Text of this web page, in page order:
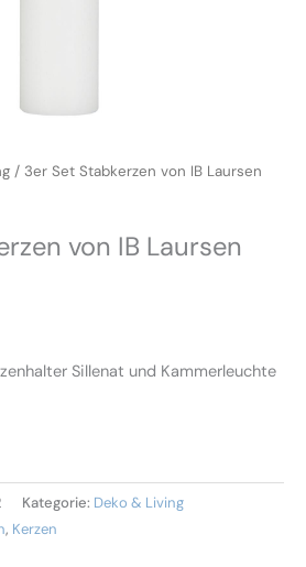
/ 3er Set Stabkerzen von IB Laursen
von IB Laursen
Sillenat und Kammerleuchte
Kategorie: Deko & Living
, Kerzen